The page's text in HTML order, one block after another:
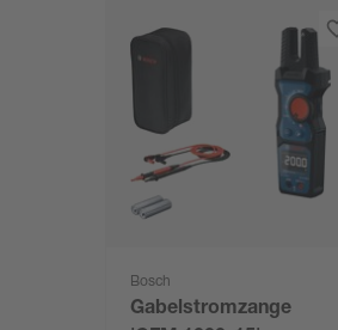
Bosch
Gabelstromzange